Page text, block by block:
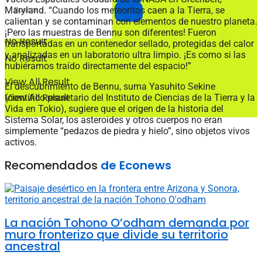
No Result
View All Result
No Result
View All Result
Maryland. “Cuando los meteoritos caen a la Tierra, se
calientan y se contaminan con elementos de nuestro planeta.
¡Pero las muestras de Bennu son diferentes! Fueron
transportadas en un contenedor sellado, protegidas del calor
y analizadas en un laboratorio ultra limpio. ¡Es como si las
hubiéramos traído directamente del espacio!”
El descubrimiento de Bennu, suma Yasuhito Sekine
(científico planetario del Instituto de Ciencias de la Tierra y la
Vida en Tokio), sugiere que el origen de la historia del
Sistema Solar, los asteroides y otros cuerpos no eran
simplemente “pedazos de piedra y hielo”, sino objetos vivos
activos.
Recomendados de Econews
La nación Tohono O’odham demanda por
muro fronterizo que divide su territorio
ancestral